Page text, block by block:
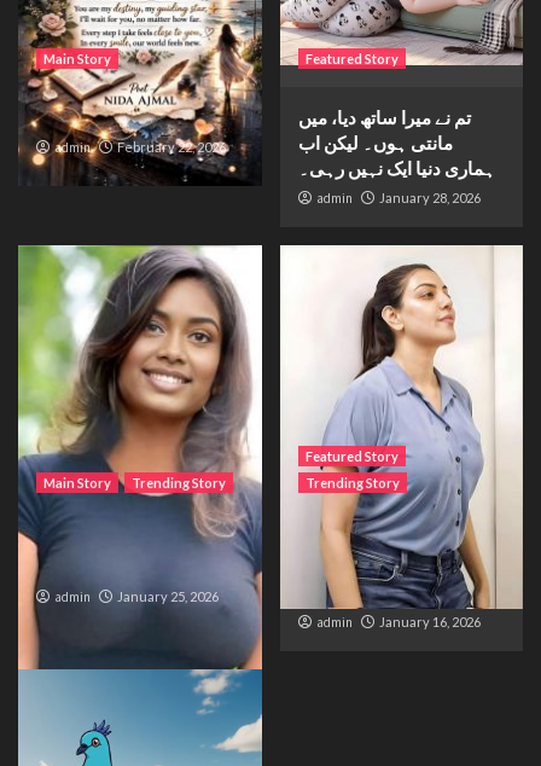
Main Story
Waiting for sunshine
admin February 22, 2026
Featured Story
تم نے میرا ساتھ دیا، میں
مانتی ہوں۔ لیکن اب
ہماری دنیا ایک نہیں رہی۔
admin January 28, 2026
Main Story Trending Story
The Bride from the
Accident
admin January 25, 2026
Featured Story
Trending Story
The Silent Wait – A Life
Trapped Between
Distance and Duty
admin January 16, 2026